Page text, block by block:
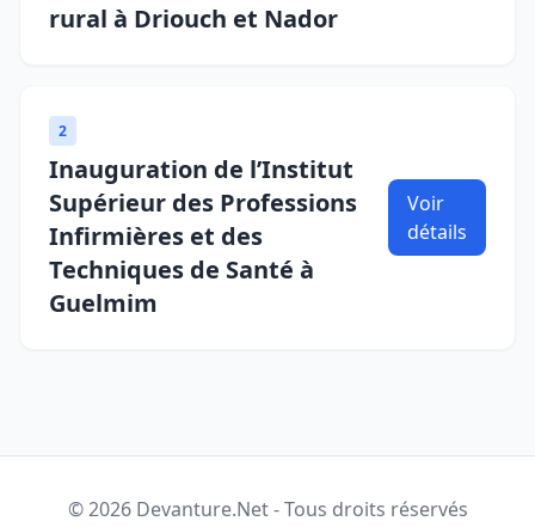
rural à Driouch et Nador
2
Inauguration de l’Institut
Supérieur des Professions
Infirmières et des
Techniques de Santé à
Guelmim
Voir
détails
© 2026 Devanture.Net - Tous droits réservés